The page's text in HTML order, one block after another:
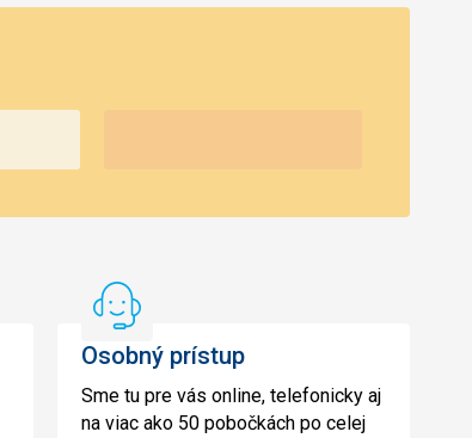
Osobný
prístup
Osobný prístup
Sme tu pre vás online, telefonicky aj
na viac ako 50 pobočkách po celej